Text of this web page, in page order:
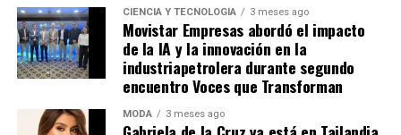
digitales, recordando no solo su talento interpretativo,
sino su calidad humana y generosidad. Con su partida, la
cultura pop despide a uno de sus rostros más
entrañables, cerrando un capítulo fundamental de la
televisión moderna. Paz a su alma.
CIENCIA Y TECNOLOGÍA 3 meses ago
Movistar Empresas abordó el impacto
de la IA y la innovación en la
industriapetrolera durante segundo
encuentro Voces que Transforman
MODA 3 meses ago